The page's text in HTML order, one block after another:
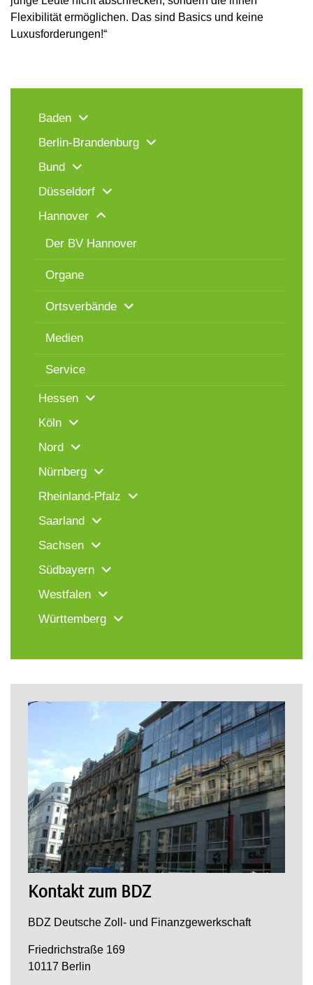
Flexibilität ermöglichen. Das sind Basics und keine
Luxusforderungen!“
Baden
Berlin-Brandenburg
Bund
Düsseldorf
Hannover
Der BV Hannover
Organe
Ortsverbände
Medien
Service
Hessen
Köln
Nord
Nürnberg
Rheinland-Pfalz
Saarland
Sachsen
Südbayern
Westfalen
Württemberg
Kontakt zum BDZ
BDZ Deutsche Zoll- und Finanzgewerkschaft
Friedrichstraße 169
10117 Berlin